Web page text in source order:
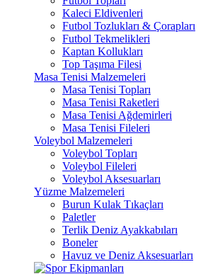
Kaleci Eldivenleri
Futbol Tozlukları & Çorapları
Futbol Tekmelikleri
Kaptan Kollukları
Top Taşıma Filesi
Masa Tenisi Malzemeleri
Masa Tenisi Topları
Masa Tenisi Raketleri
Masa Tenisi Ağdemirleri
Masa Tenisi Fileleri
Voleybol Malzemeleri
Voleybol Topları
Voleybol Fileleri
Voleybol Aksesuarları
Yüzme Malzemeleri
Burun Kulak Tıkaçları
Paletler
Terlik Deniz Ayakkabıları
Boneler
Havuz ve Deniz Aksesuarları